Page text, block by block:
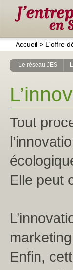
Accueil > L'offre
Le réseau JES
Tout
Elle peut
Enfin,